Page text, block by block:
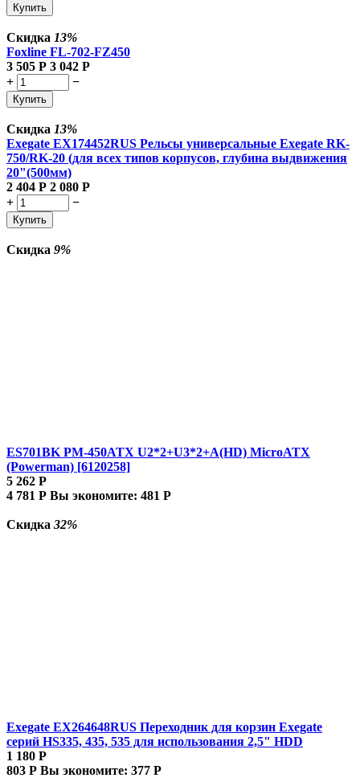
Купить
Скидка 13%
Foxline FL-702-FZ450
3 505 Р 3 042 Р
+
−
Купить
Скидка 13%
Exegate EX174452RUS Рельсы универсальные Exegate RK-
750/RK-20 (для всех типов корпусов, глубина выдвижения
20"(500мм)
2 404 Р 2 080 Р
+
−
Купить
Скидка 9%
ES701BK PM-450ATX U2*2+U3*2+A(HD) MicroATX
(Powerman) [6120258]
5 262 Р
4 781 Р Вы экономите: 481 Р
Скидка 32%
Exegate EX264648RUS Переходник для корзин Exegate
серий HS335, 435, 535 для использования 2,5" HDD
1 180 Р
803 Р Вы экономите: 377 Р